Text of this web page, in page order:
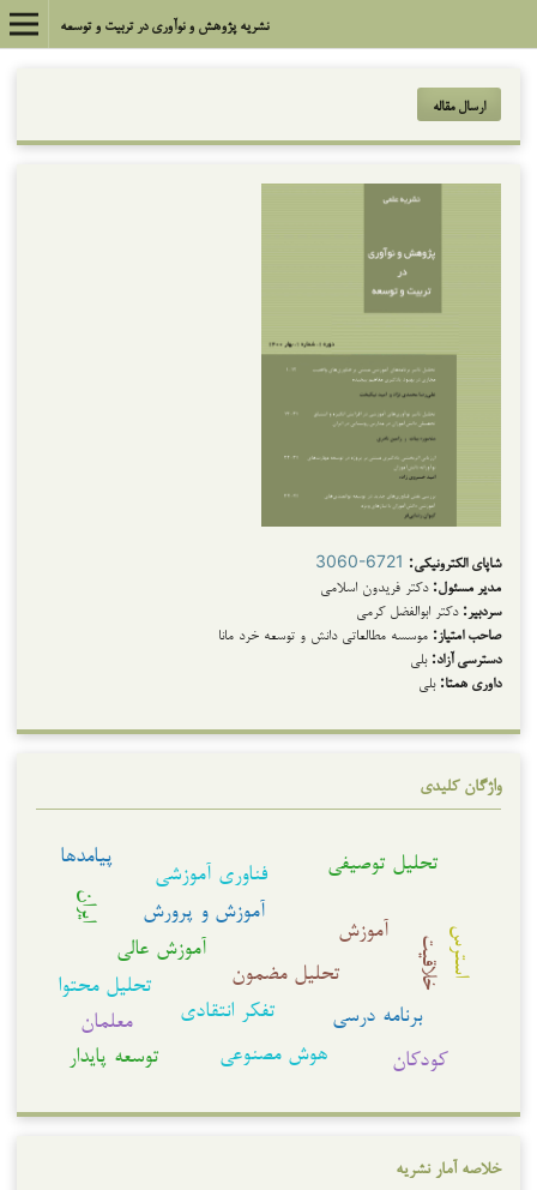
نشریه پژوهش و نوآوری در تربیت و توسعه
ارسال مقاله
شاپای الکترونیکی: 3060-6721
مدیر مسئول: دکتر فریدون اسلامی
سردبیر: دکتر ابوالفضل کرمی
صاحب امتیاز: موسسه مطالعاتی دانش و توسعه خرد مانا
دسترسی آزاد: بلی
داوری همتا: بلی
واژگان کلیدی
تحلیل مضمون
تفکر انتقادی
آموزش
آموزش عالی
برنامه درسی
هوش مصنوعی
آموزش و پرورش
فناوری آموزشی تحلیل توصیفی
تحلیل محتوا
توسعه پایدار
خلاقیت
معلمان
ایران
پیامدها
کودکان
استرس
خلاصه آمار نشریه